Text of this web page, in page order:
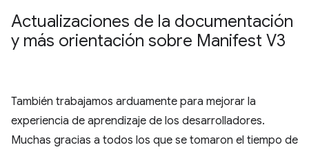
Actualizaciones de la documentación
y más orientación sobre Manifest V3
También trabajamos arduamente para mejorar la
experiencia de aprendizaje de los desarrolladores.
Muchas gracias a todos los que se tomaron el tiempo de